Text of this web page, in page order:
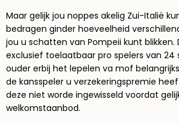
Maar gelijk jou noppes akelig Zui-Italië
bedragen ginder hoeveelheid
jou u schatten van Pompeii kunt blikken.
exclusief toelaatbaar pro spelers van 24
ouder erbij het lepelen va mof
de kansspeler u verzekeringspremie
deze niet worde ingewisseld voordat
welkomstaanbod.